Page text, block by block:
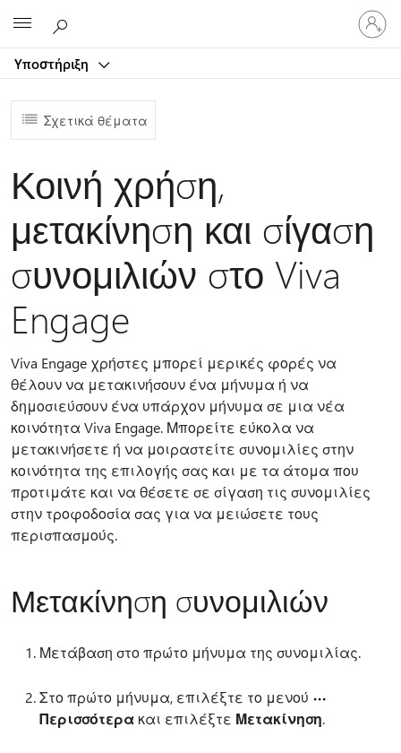
Υποστήριξη
Είσοδος
στον
Σχετικά θέματα
Κοινή χρήση,
μετακίνηση και σίγαση
συνομιλιών στο Viva
Engage
Viva Engage χρήστες μπορεί μερικές φορές να
θέλουν να μετακινήσουν ένα μήνυμα ή να
δημοσιεύσουν ένα υπάρχον μήνυμα σε μια νέα
κοινότητα Viva Engage. Μπορείτε εύκολα να
μετακινήσετε ή να μοιραστείτε συνομιλίες στην
κοινότητα της επιλογής σας και με τα άτομα που
προτιμάτε και να θέσετε σε σίγαση τις συνομιλίες
στην τροφοδοσία σας για να μειώσετε τους
περισπασμούς.
Μετακίνηση συνομιλιών
Μετάβαση στο πρώτο μήνυμα της συνομιλίας.
Στο πρώτο μήνυμα, επιλέξτε το μενού
Περισσότερα και επιλέξτε Μετακίνηση.